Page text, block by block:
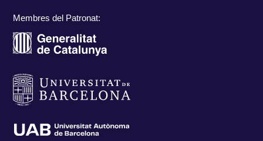
Membres del Patronat: